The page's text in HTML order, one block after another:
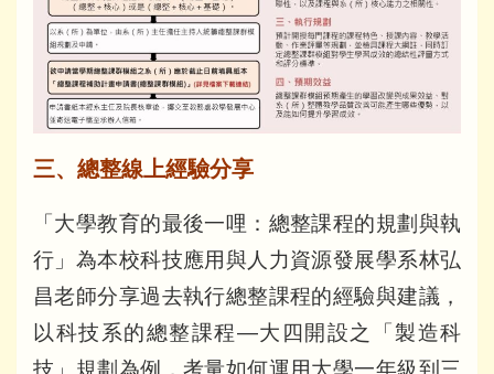
三、總整線上經驗分享
「大學教育的最後一哩：總整課程的規劃與執
行」為本校科技應用與人力資源發展學系林弘
昌老師分享過去執行總整課程的經驗與建議，
以科技系的總整課程—大四開設之「製造科
技」規劃為例，考量如何運用大學一年級到三